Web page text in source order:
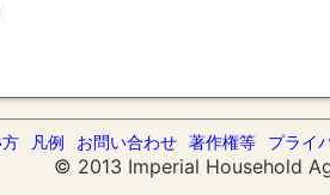
凡例 お問い合わせ 著作権等 プライ
© 2013 Imperial Household